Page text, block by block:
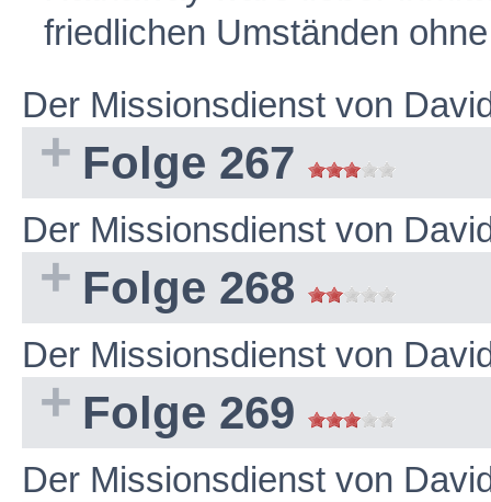
friedlichen Umständen
Der Missionsdienst von
Folge 267
Der Missionsdienst von
Folge 268
Der Missionsdienst von
Folge 269
Der Missionsdienst von